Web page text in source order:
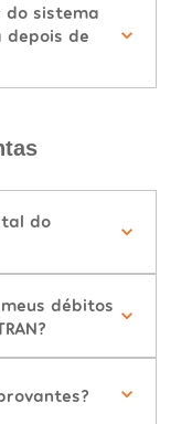
sistema
de
do
débitos